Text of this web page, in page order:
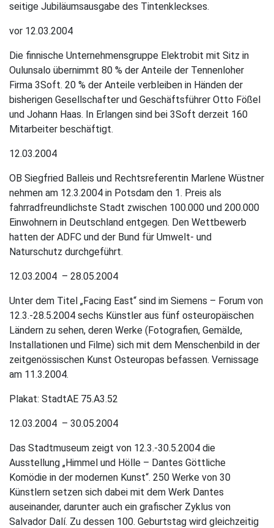
seitige Jubiläumsausgabe des Tintenkleckses.
vor 12.03.2004
Die finnische Unternehmensgruppe Elektrobit mit Sitz in
Oulunsalo übernimmt 80 % der Anteile der Tennenloher
Firma 3Soft. 20 % der Anteile verbleiben in Händen der
bisherigen Gesellschafter und Geschäftsführer Otto Fößel
und Johann Haas. In Erlangen sind bei 3Soft derzeit 160
Mitarbeiter beschäftigt.
12.03.2004
OB Siegfried Balleis und Rechtsreferentin Marlene Wüstner
nehmen am 12.3.2004 in Potsdam den 1. Preis als
fahrradfreundlichste Stadt zwischen 100.000 und 200.000
Einwohnern in Deutschland entgegen. Den Wettbewerb
hatten der ADFC und der Bund für Umwelt- und
Naturschutz durchgeführt.
12.03.2004 – 28.05.2004
Unter dem Titel „Facing East“ sind im Siemens – Forum von
12.3.-28.5.2004 sechs Künstler aus fünf osteuropäischen
Ländern zu sehen, deren Werke (Fotografien, Gemälde,
Installationen und Filme) sich mit dem Menschenbild in der
zeitgenössischen Kunst Osteuropas befassen. Vernissage
am 11.3.2004.
Plakat: StadtAE 75.A3.52
12.03.2004 – 30.05.2004
Das Stadtmuseum zeigt von 12.3.-30.5.2004 die
Ausstellung „Himmel und Hölle – Dantes Göttliche
Komödie in der modernen Kunst“. 250 Werke von 30
Künstlern setzen sich dabei mit dem Werk Dantes
auseinander, darunter auch ein grafischer Zyklus von
Salvador Dalí. Zu dessen 100. Geburtstag wird gleichzeitig